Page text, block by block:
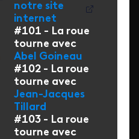
notre site
internet
#101 - La roue
tourne avec
Abel Goineau
#102 - La roue
tourne avec
Jean-Jacques
Tillard
#103 - La roue
tourne avec